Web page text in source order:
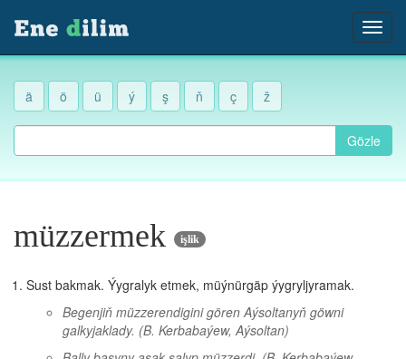
ä ö ü ý ş ň ç ž
Gözle
müzzermek işlik
Sust bakmak. Ýygralyk etmek, müýnürgäp ýygryljyramak.
Begenjiň müzzerendigini gören Aýsoltanyň göwni
galkyjaklady. (B. Kerbabaýew, Aýsoltan)